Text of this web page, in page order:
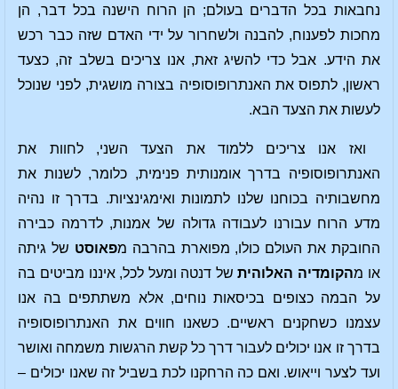
נחבאות בכל הדברים בעולם; הן הרוח הישנה בכל דבר, הן
מחכות לפענוח, להבנה ולשחרור על ידי האדם שזה כבר רכש
את הידע. אבל כדי להשיג זאת, אנו צריכים בשלב זה, כצעד
ראשון, לתפוס את האנתרופוסופיה בצורה מושגית, לפני שנוכל
לעשות את הצעד הבא.
ואז אנו צריכים ללמוד את הצעד השני, לחוות את
האנתרופוסופיה בדרך אומנותית פנימית, כלומר, לשנות את
מחשבותיה בכוחנו שלנו לתמונות ואימגינציות. בדרך זו נהיה
מדע הרוח עבורנו לעבודה גדולה של אמנות, לדרמה כבירה
החובקת את העולם כולו, מפוארת בהרבה מפאוסט של גיתה
או מהקומדיה האלוהיתשל דנטה ומעל לכל, איננו מביטים בה
על הבמה כצופים בכיסאות נוחים, אלא משתתפים בה אנו
עצמנו כשחקנים ראשיים. כשאנו חווים את האנתרופוסופיה
בדרך זו אנו יכולים לעבור דרך כל קשת הרגשות משמחה ואושר
ועד לצער וייאוש. ואם כה הרחקנו לכת בשביל זה שאנו יכולים –